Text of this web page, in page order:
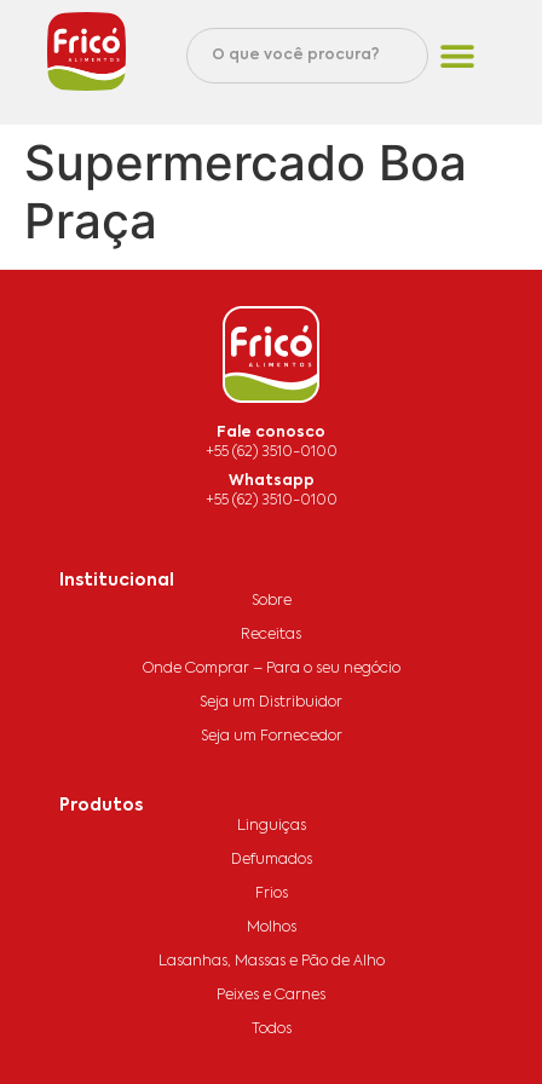
Supermercado Boa
Praça
Fale conosco
+55 (62) 3510-0100
Whatsapp
+55 (62) 3510-0100
Institucional
Sobre
Receitas
Onde Comprar – Para o seu negócio
Seja um Distribuidor
Seja um Fornecedor
Produtos
Linguiças
Defumados
Frios
Molhos
Lasanhas, Massas e Pão de Alho
Peixes e Carnes
Todos